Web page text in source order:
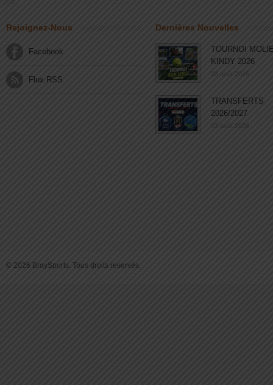
Rejoignez-Nous
Facebook
Flux RSS
Dernières Nouvelles
TOURNOI
KINDY 2026
03 août 2026
TRANSFERTS
2026/2027
03 août 2026
© 2026 BraySports. Tous droits reservés.